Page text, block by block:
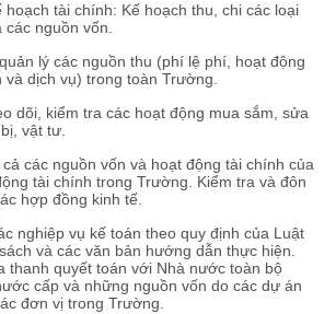
tài chính: Kế hoạch thu, chi các loại
các nguồn vốn.
lý các nguồn thu (phí lệ phí, hoạt động
và dịch vụ) trong toàn Trường.
kiểm tra các hoạt động mua sắm, sửa
vật tư.
các nguồn vốn và hoạt động tài chính của
tài chính trong Trường. Kiểm tra và đôn
hợp đồng kinh tế.
vụ kế toán theo quy định của Luật
và các văn bản hướng dẫn thực hiện.
thanh quyết toán với Nhà nước toàn bộ
cấp và những nguồn vốn do các dự án
đơn vị trong Trường.